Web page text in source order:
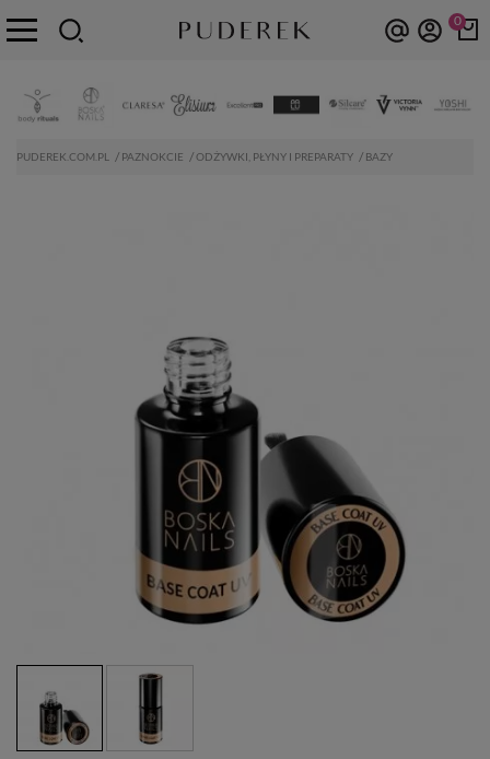
0
PUDEREK.COM.PL PAZNOKCIE ODŻYWKI, PŁYNY I PREPARATY BAZY